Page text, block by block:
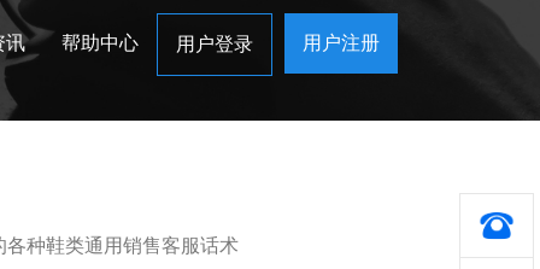
讯 帮助中心 用户登录 用户注册
种鞋类通用销售客服话术